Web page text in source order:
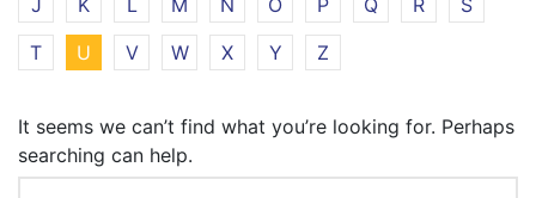
J
K L M N O P Q R
S
T
U V W X Y Z
It seems we can’t find what you’re looking for. Perhaps
searching can help.